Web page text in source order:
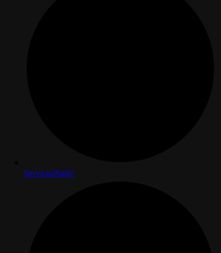
Serviceaftaler